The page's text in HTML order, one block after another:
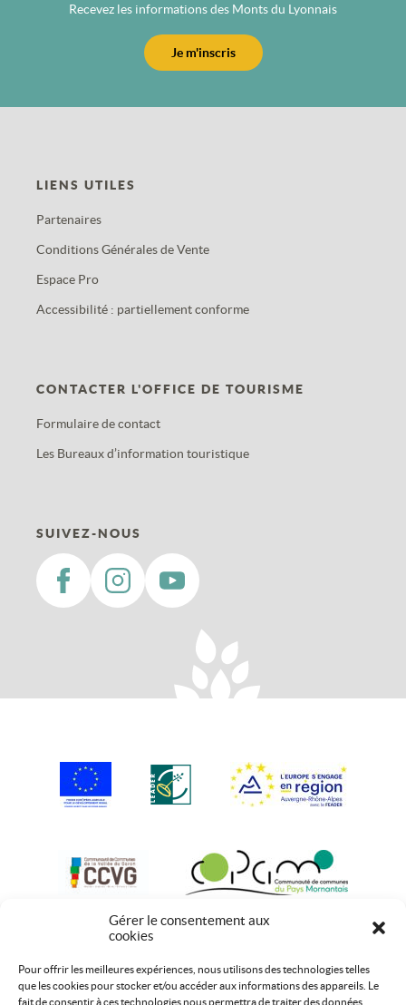
Gérer le consentement aux
cookies
Pour offrir les meilleures expériences, nous utilisons des technologies telles
que les cookies pour stocker et/ou accéder aux informations des appareils. Le
fait de consentir à ces technologies nous permettra de traiter des données
Recevez les informations des Monts du Lyonnais
Je m'inscris
LIENS UTILES
Partenaires
Conditions Générales de Vente
Espace Pro
Accessibilité : partiellement conforme
CONTACTER L'OFFICE DE TOURISME
Formulaire de contact
Les Bureaux d’information touristique
SUIVEZ-NOUS